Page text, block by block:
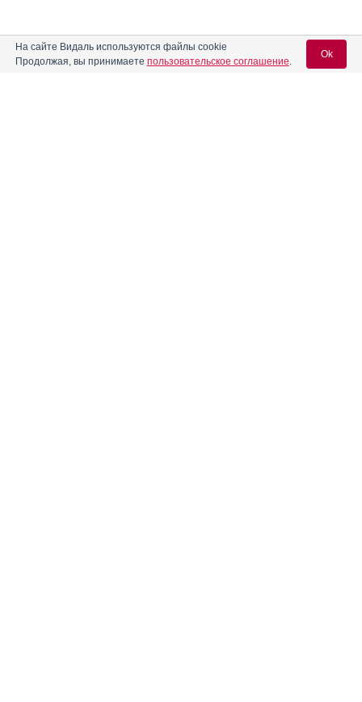
На сайте Видаль используются файлы cookie
Продолжая, вы принимаете пользовательское соглашение.
Ok